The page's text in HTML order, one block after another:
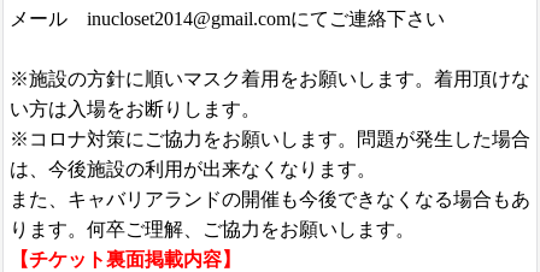
メール inucloset2014@gmail.comにてご連絡下さい
※施設の方針に順いマスク着用をお願いします。着用頂けな
い方は入場をお断りします。
※コロナ対策にご協力をお願いします。問題が発生した場合
は、今後施設の利用が出来なくなります。
また、キャバリアランドの開催も今後できなくなる場合もあ
ります。何卒ご理解、ご協力をお願いします。
【チケット裏面掲載内容】